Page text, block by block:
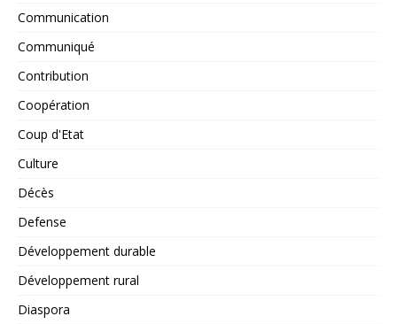
Communication
Communiqué
Contribution
Coopération
Coup d'Etat
Culture
Décès
Defense
Développement durable
Développement rural
Diaspora